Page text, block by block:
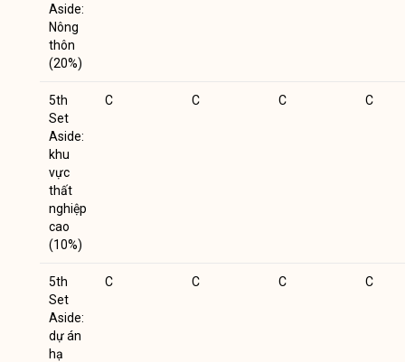
Aside:
Nông
thôn
(20%)
5th
Set
Aside:
khu
vực
thất
nghiệp
cao
(10%)
C C C C
5th
Set
Aside:
dự án
hạ
C C C C